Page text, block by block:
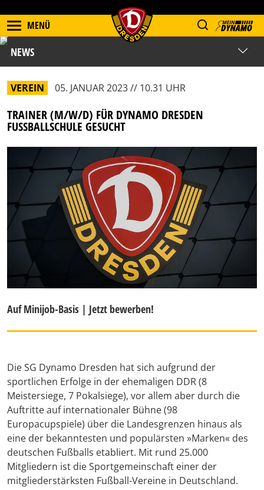
MENÜ
NEWS
VEREIN 05. JANUAR 2023 // 10.31 UHR
TRAINER (M/W/D) FÜR DYNAMO DRESDEN
FUSSBALLSCHULE GESUCHT
Auf Minijob-Basis | Jetzt bewerben!
Die SG Dynamo Dresden hat sich aufgrund der
sportlichen Erfolge in der ehemaligen DDR (8
Meistersiege, 7 Pokalsiege), vor allem aber durch die
Auftritte auf internationaler Bühne (98
Europacupspiele) über die Landesgrenzen hinaus als
eine der bekanntesten und populärsten »Marken« des
deutschen Fußballs etabliert. Mit rund 25.000
Mitgliedern ist die Sportgemeinschaft einer der
mitgliederstärksten Fußball-Vereine in Deutschland.